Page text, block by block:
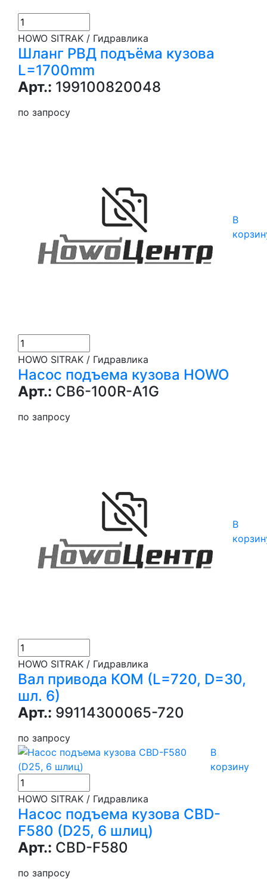
HOWO SITRAK / Гидравлика
Шланг РВД подъёма кузова
L=1700mm
Арт.: 199100820048
по запросу
В
HOWO SITRAK / Гидравлика
Насос подъема кузова HOWO
Арт.: CB6-100R-A1G
по запросу
В
HOWO SITRAK / Гидравлика
Вал привода КОМ (L=720, D=30,
шл. 6)
Арт.: 99114300065-720
по запросу
В
корзину
HOWO SITRAK / Гидравлика
Насос подъема кузова CBD-
F580 (D25, 6 шлиц)
Арт.: CBD-F580
по запросу